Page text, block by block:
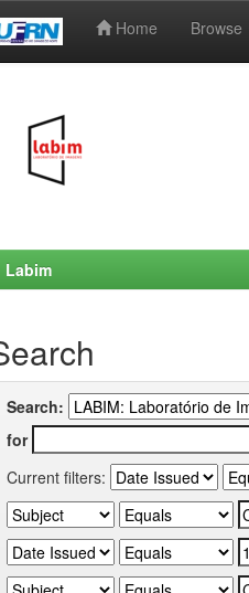
Home Browse
Labim
Search:
for
Current filters: